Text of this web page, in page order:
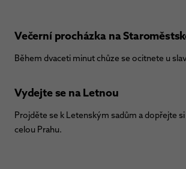
Večerní procházka na
Během dvaceti minut chůze se ocitnete u
Vydejte se na Letnou
Projděte se k Letenským sadům a dopřejte
celou Prahu.